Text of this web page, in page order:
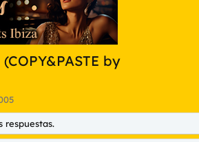
by
respuestas.